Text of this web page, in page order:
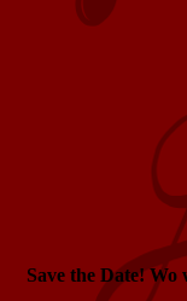
Save the Date! Wo